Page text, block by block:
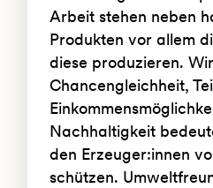
Arbeit stehen neben
Produkten vor allem
diese produzieren.
Chancengleichheit,
Nachhaltigkeit
den Erzeuger:innen
schützen.